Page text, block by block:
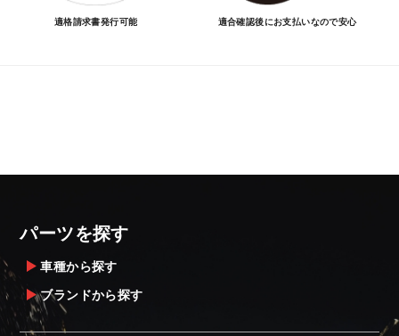
適格請求書発行可能 適合確認後にお支払いなので安心
パーツを探す
車種から探す
ブランドから探す